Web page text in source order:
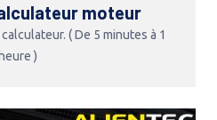
moteur
( De 5 minutes à 1
heure )